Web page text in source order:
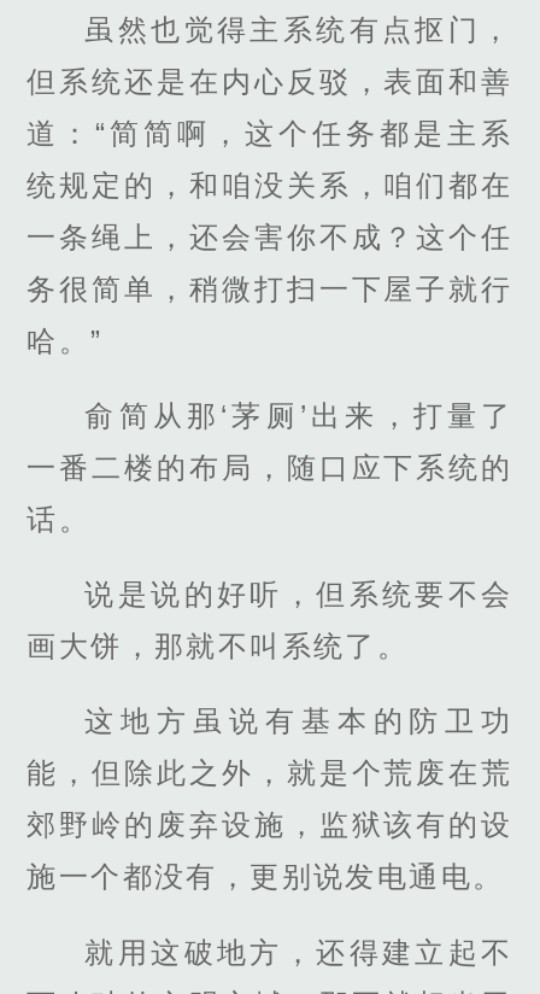
虽然也觉得主系统有点抠门，
但系统还是在内心反驳，表面和善
道：“简简啊，这个任务都是主系
统规定的，和咱没关系，咱们都在
一条绳上，还会害你不成？这个任
务很简单，稍微打扫一下屋子就行
哈。”
俞简从那‘茅厕’出来，打量了
一番二楼的布局，随口应下系统的
话。
说是说的好听，但系统要不会
画大饼，那就不叫系统了。
这地方虽说有基本的防卫功
能，但除此之外，就是个荒废在荒
郊野岭的废弃设施，监狱该有的设
施一个都没有，更别说发电通电。
就用这破地方，还得建立起不